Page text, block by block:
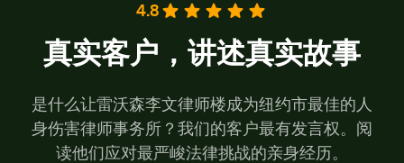
4.8
真实客户，讲述真实故事
是什么让雷沃森李文律师楼成为纽约市最佳的人
身伤害律师事务所？我们的客户最有发言权。阅
读他们应对最严峻法律挑战的亲身经历。